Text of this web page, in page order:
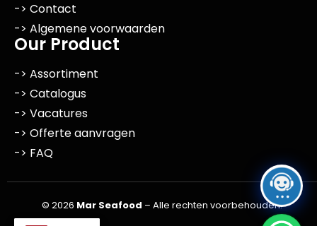
-> Contact
-> Algemene voorwaarden
Our Product
-> Assortiment
-> Catalogus
-> Vacatures
-> Offerte aanvragen
-> FAQ
© 2026 Mar Seafood – Alle rechten voorbehouden.